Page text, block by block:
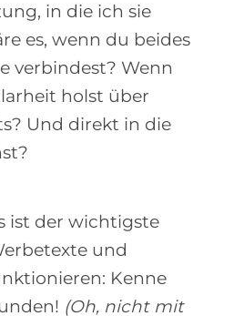
in die ich sie
es, wenn du beides
verbindest? Wenn
holst über
Und direkt in die
ist der wichtigste
und
Kenne
(Oh, nicht mit